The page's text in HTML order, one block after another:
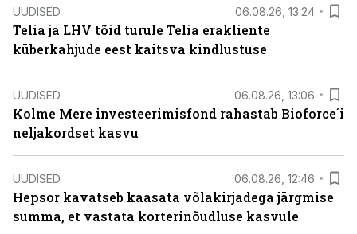
UUDISED 06.08.26, 13:24
Telia ja LHV tõid turule Telia erakliente
küberkahjude eest kaitsva kindlustuse
UUDISED 06.08.26, 13:06
Kolme Mere investeerimisfond rahastab Bioforce´i
neljakordset kasvu
UUDISED 06.08.26, 12:46
Hepsor kavatseb kaasata võlakirjadega järgmise
summa, et vastata korterinõudluse kasvule